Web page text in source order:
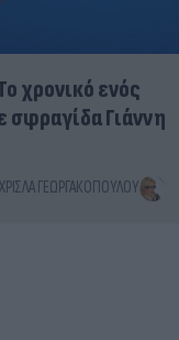
χρονικό ενός
σφραγίδα Γιάννη
ΧΡΊΣΛΑ ΓΕΩΡΓΑΚΟΠΟΎΛΟΥ